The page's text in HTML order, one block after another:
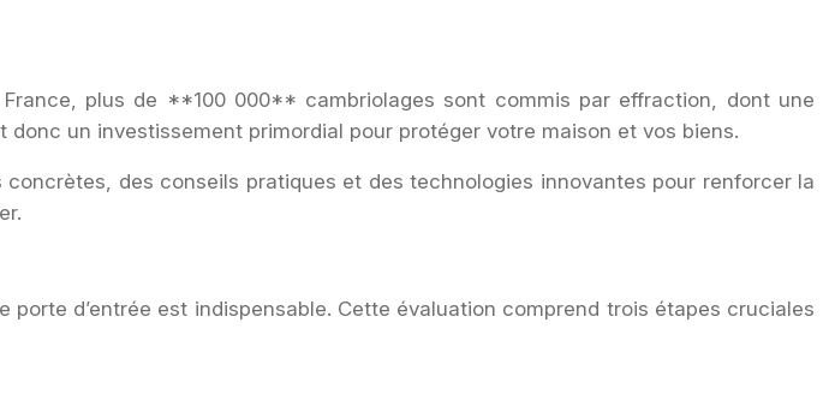
plus de **100 000** cambriolages sont commis par effraction, dont une
un investissement primordial pour protéger votre maison et vos biens.
des conseils pratiques et des technologies innovantes pour renforcer la
d’entrée est indispensable. Cette évaluation comprend trois étapes cruciales